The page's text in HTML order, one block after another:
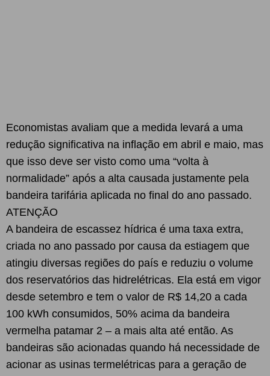
Economistas avaliam que a medida levará a uma
redução significativa na inflação em abril e maio, mas
que isso deve ser visto como uma “volta à
normalidade” após a alta causada justamente pela
bandeira tarifária aplicada no final do ano passado.
ATENÇÃO
A bandeira de escassez hídrica é uma taxa extra,
criada no ano passado por causa da estiagem que
atingiu diversas regiões do país e reduziu o volume
dos reservatórios das hidrelétricas. Ela está em vigor
desde setembro e tem o valor de R$ 14,20 a cada
100 kWh consumidos, 50% acima da bandeira
vermelha patamar 2 – a mais alta até então. As
bandeiras são acionadas quando há necessidade de
acionar as usinas termelétricas para a geração de